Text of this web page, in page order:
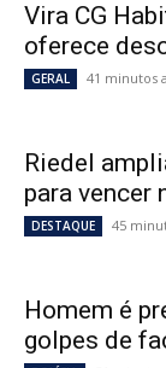
Vira CG
oferece
GERAL 41 minutos
Riedel
para vencer
DESTAQUE 45
Homem é
golpes de